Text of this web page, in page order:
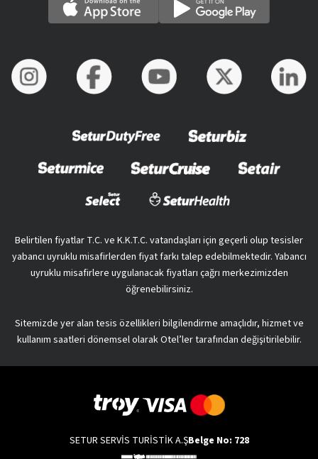
Belirtilen fiyatlar T.C. ve K.K.T.C. vatandaşları için geçerli olup tesisler
yabancı uyruklu misafirlerden fiyat farkı talep edebilmektedir. Yabancı
uyruklu misafirlere uygulanacak fiyatları çağrı merkezimizden
öğrenebilirsiniz.
Sitemizde yer alan tesis özellikleri bilgilendirme amaçlıdır, hizmet ve
kullanım saatleri dönemsel olarak Otel’ler tarafından değişitirilebilir.
SETUR SERVİS TURİSTİK A.ŞBelge No: 728